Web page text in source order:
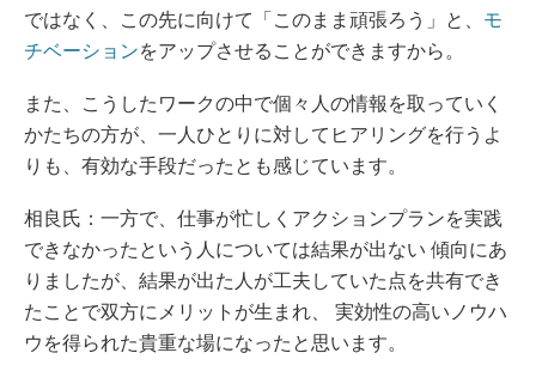
ではなく、この先に向けて「このまま頑張ろう」と、 モ
チベーションをアップさせることができますから。
また、こうしたワークの中で個々人の情報を取っていく
かたちの方が、一人ひとりに対してヒアリングを行うよ
りも、有効な手段だったとも感じています。
相良氏：一方で、仕事が忙しくアクションプランを実践
できなかったという人については結果が出ない 傾向にあ
りましたが、結果が出た人が工夫していた点を共有でき
たことで双方にメリットが生まれ、 実効性の高いノウハ
ウを得られた貴重な場になったと思います。